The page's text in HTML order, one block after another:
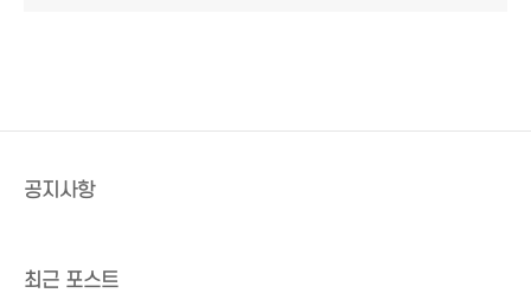
공지사항
최근 포스트